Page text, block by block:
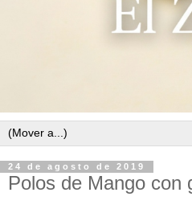
24 de agosto de 2019
Polos de Mango con